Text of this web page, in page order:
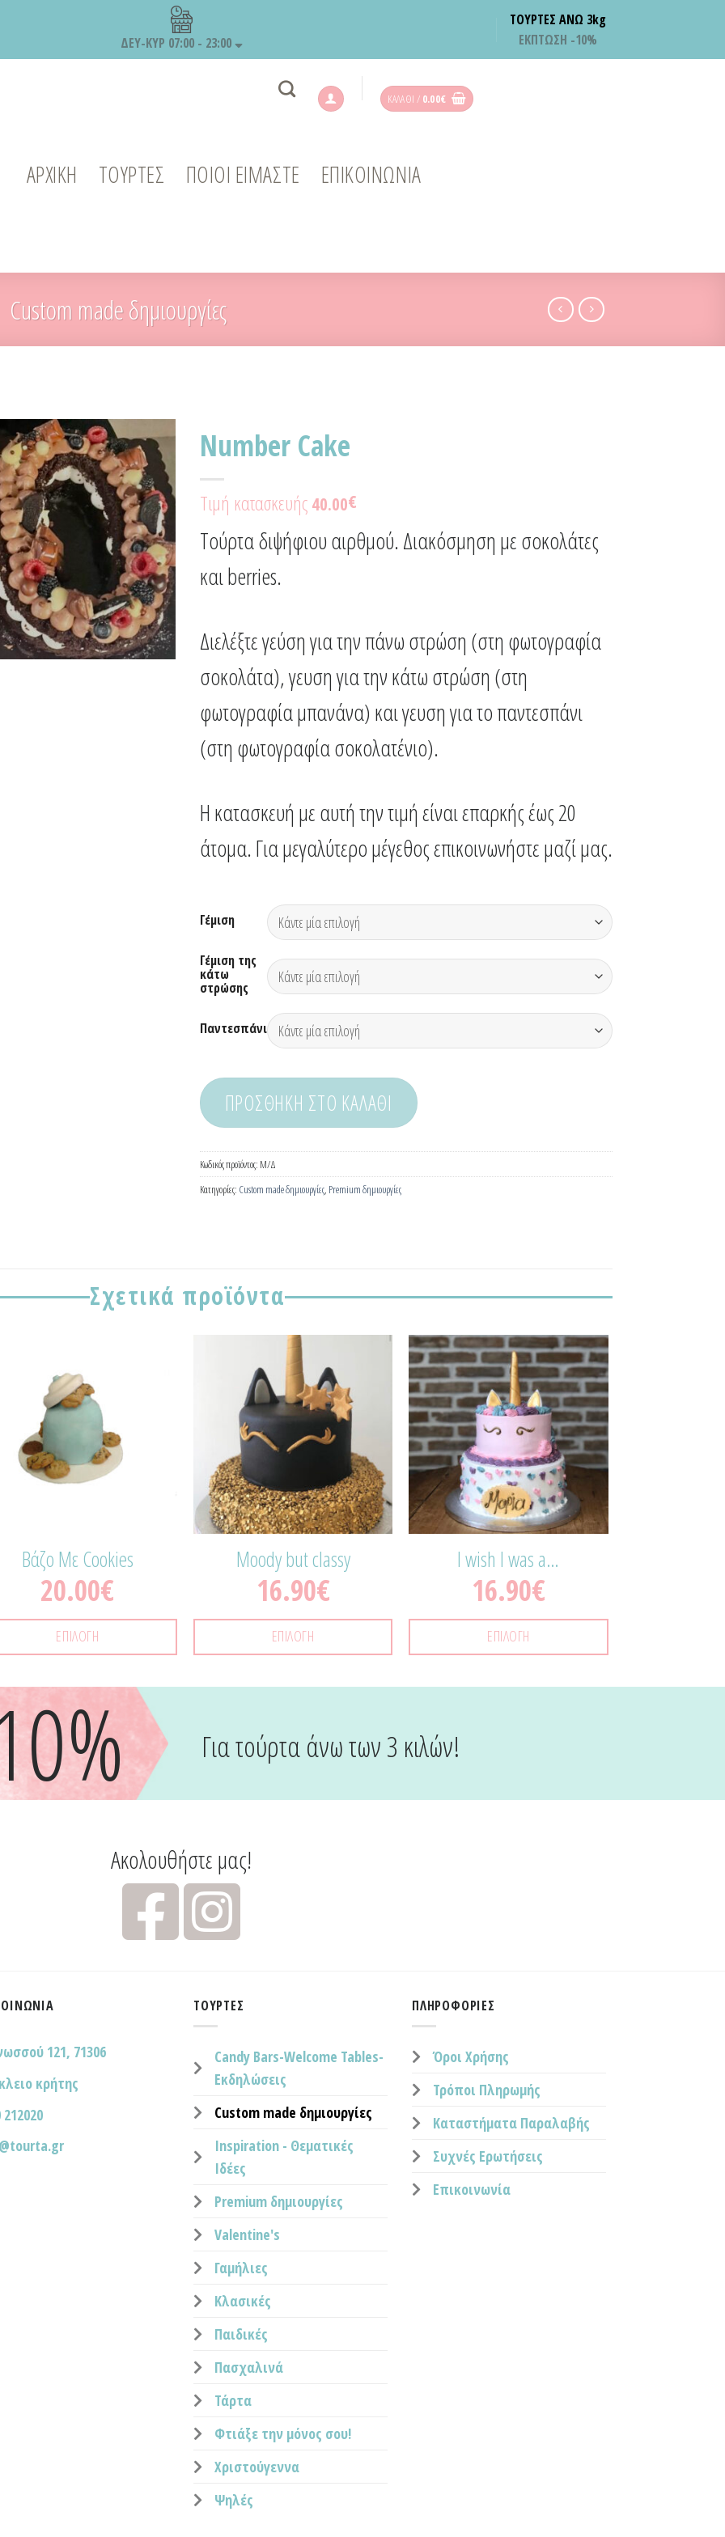
ΔΕΥ-ΚΥΡ 07:00 - 23:00
ΤΟΥΡΤΕΣ ΑΝΩ 3kg
ΕΚΠΤΩΣΗ -10%
ΑΡΧΙΚΉ ΤΟΥΡΤΕΣ ΠΟΙΟΙ ΕΙΜΑΣΤΕ ΕΠΙΚΟΙΝΩΝΙΑ
ΚΑΛΆΘΙ / 0.00€
Custom made δημιουργίες
Προσθήκη
στα
Αγαπημένα!
Number Cake
Τιμή κατασκευής 40.00€
Τούρτα διψήφιου αιρθμού. Διακόσμηση με σοκολάτες
και berries.
Διελέξτε γεύση για την πάνω στρώση (στη φωτογραφία
σοκολάτα), γευση για την κάτω στρώση (στη
φωτογραφία μπανάνα) και γευση για το παντεσπάνι
(στη φωτογραφία σοκολατένιο).
Η κατασκευή με αυτή την τιμή είναι επαρκής έως 20
άτομα. Για μεγαλύτερο μέγεθος επικοινωνήστε μαζί μας.
Γέμιση
Γέμιση της
κάτω
στρώσης
Παντεσπάνι
ΠΡΟΣΘΉΚΗ ΣΤΟ ΚΑΛΆΘΙ
Κωδικός προϊόντος: Μ/Δ
Κατηγορίες: Custom made δημιουργίες, Premium δημιουργίες
Σχετικά προϊόντα
Βάζο Με Cookies
20.00€
ΕΠΙΛΟΓΉ
Προσθήκη
Αγαπημένα!
Moody but classy
16.90€
ΕΠΙΛΟΓΉ
Προσθήκη
στα
Αγαπημένα!
I wish I was a…
16.90€
ΕΠΙΛΟΓΉ
Για τούρτα άνω των 3 κιλών!
Ακολουθήστε μας!
121, 71306
κρήτης
212020
ΤΟΎΡΤΕΣ
Candy Bars-Welcome Tables-
Εκδηλώσεις
Custom made δημιουργίες
Inspiration - Θεματικές
Ιδέες
Premium δημιουργίες
Valentine's
Γαμήλιες
Κλασικές
Παιδικές
Πασχαλινά
Τάρτα
Φτιάξε την μόνος σου!
Χριστούγεννα
Ψηλές
ΠΛΗΡΟΦΟΡΊΕΣ
Όροι Χρήσης
Τρόποι Πληρωμής
Καταστήματα Παραλαβής
Συχνές Ερωτήσεις
Επικοινωνία